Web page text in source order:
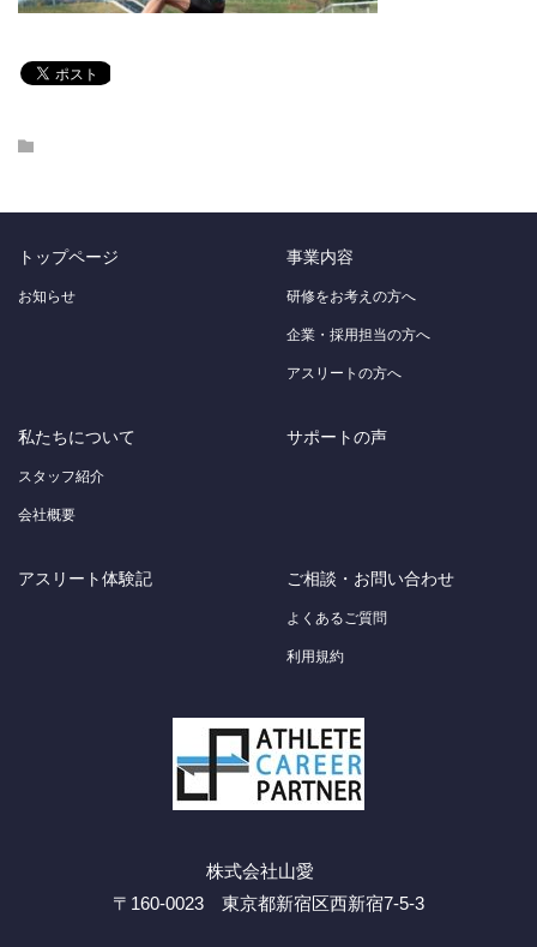
トップページ
お知らせ
事業内容
研修をお考えの方へ
企業・採用担当の方へ
アスリートの方へ
私たちについて
スタッフ紹介
会社概要
サポートの声
アスリート体験記 ご相談・お問い合わせ
よくあるご質問
利用規約
株式会社山愛
〒160-0023 東京都新宿区西新宿7-5-3